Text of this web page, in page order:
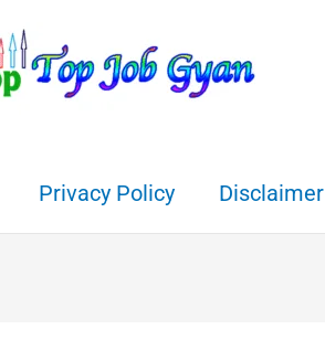
Privacy Policy Disclaimer